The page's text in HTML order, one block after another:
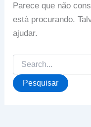
Parece que não
está procurando.
ajudar.
Pesquisar
por: